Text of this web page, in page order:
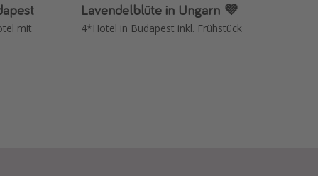
mit
Lavendelblüte in Ungarn 💜
4*Hotel in Budapest inkl. Frühstück